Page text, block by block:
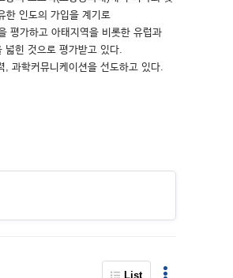
한 인도의 가입을 계기로
평가하고 아태지역을 비롯한 유럽과
넓힌 것으로 평가받고 있다.
과학커뮤니케이션을 선도하고 있다.
List